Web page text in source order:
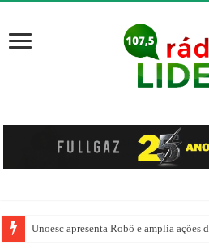
Unoesc apresenta Robô e amplia
Família venezuelana percorre mais de